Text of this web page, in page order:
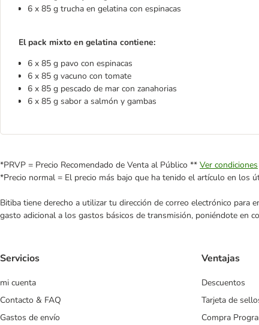
6 x 85 g trucha en gelatina con espinacas
El pack mixto en gelatina contiene:
6 x 85 g pavo con espinacas
6 x 85 g vacuno con tomate
6 x 85 g pescado de mar con zanahorias
6 x 85 g sabor a salmón y gambas
*PRVP = Precio Recomendado de Venta al Público ** Ver condiciones
*Precio normal = El precio más bajo que ha tenido el artículo en los
Bitiba tiene derecho a utilizar tu dirección de correo electrónico
gasto adicional a los gastos básicos de transmisión, poniéndote en
Servicios
mi cuenta
Contacto & FAQ
Gastos de envío
Ventajas
Descuentos
Tarjeta de
Compra